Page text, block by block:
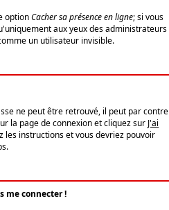
optionCacher sa présence en ligne; si vous
aux yeux des administrateurs
un utilisateur invisible.
ne peut être retrouvé, il peut par contre
la page de connexion et cliquez sur J'ai
les instructions et vous devriez pouvoir
me connecter !